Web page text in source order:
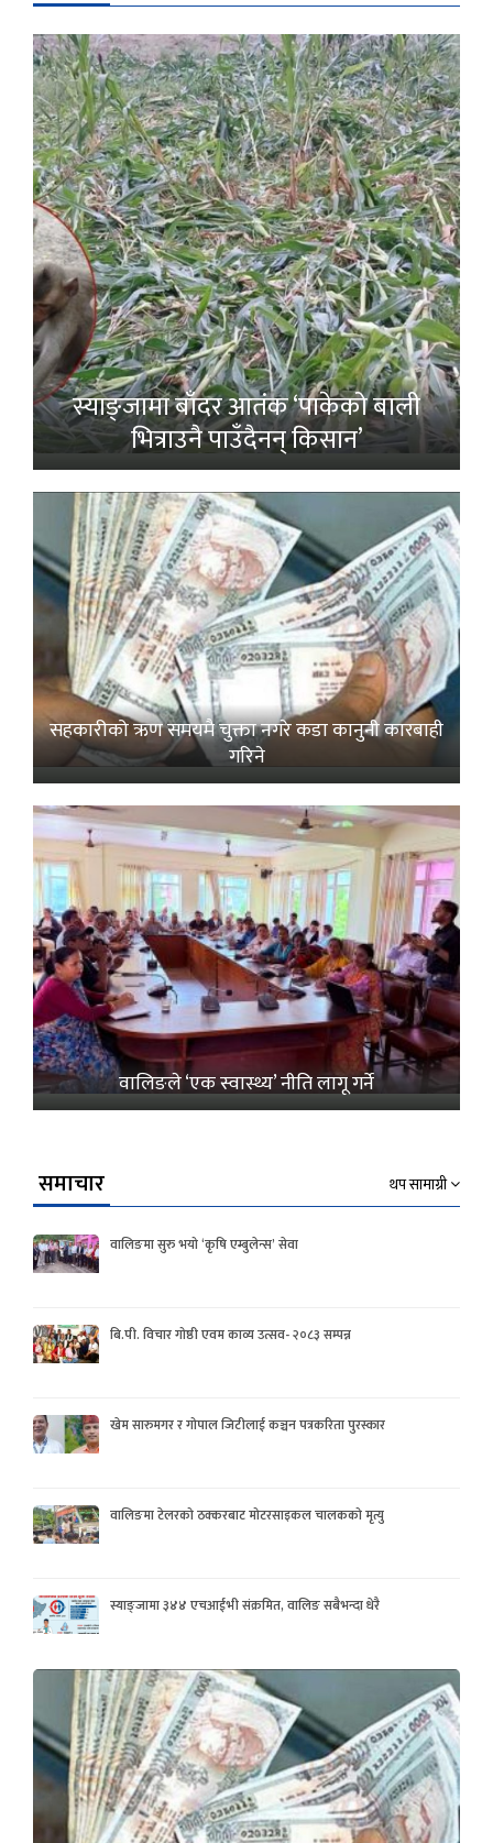
स्याङ्जामा बाँदर आतंक ‘पाकेको बाली
भित्राउनै पाउँदैनन् किसान’
सहकारीको ऋण समयमै चुक्ता नगरे कडा कानुनी कारबाही
गरिने
वालिङले ‘एक स्वास्थ्य’ नीति लागू गर्ने
समाचार थप सामाग्री
वालिङमा सुरु भयो ‘कृषि एम्बुलेन्स’ सेवा
बि.पी. विचार गोष्ठी एवम काव्य उत्सव- २०८३ सम्पन्न
खेम सारुमगर र गोपाल जिटीलाई कञ्चन पत्रकरिता पुरस्कार
वालिङमा टेलरको ठक्करबाट मोटरसाइकल चालकको मृत्यु
स्याङ्जामा ३४४ एचआईभी संक्रमित, वालिङ सबैभन्दा धेरै